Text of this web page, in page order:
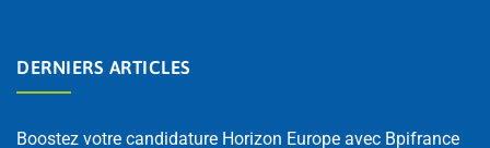
DERNIERS ARTICLES
Boostez votre candidature Horizon Europe avec Bpifrance